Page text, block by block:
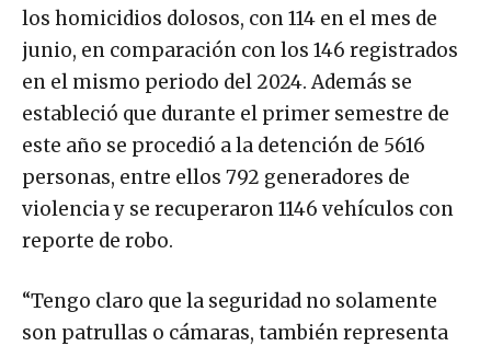
los homicidios dolosos, con 114 en el mes de
junio, en comparación con los 146 registrados
en el mismo periodo del 2024. Además se
estableció que durante el primer semestre de
este año se procedió a la detención de 5616
personas, entre ellos 792 generadores de
violencia y se recuperaron 1146 vehículos con
reporte de robo.
“Tengo claro que la seguridad no solamente
son patrullas o cámaras, también representa